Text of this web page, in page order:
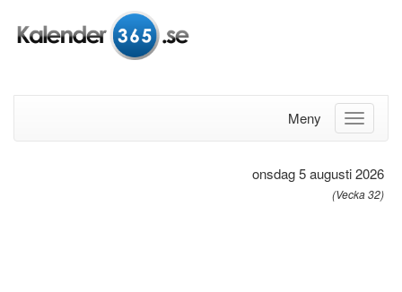
Meny
onsdag 5 augusti 2026
(Vecka 32)